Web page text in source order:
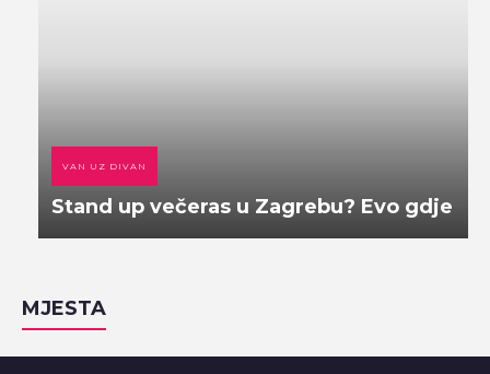
VAN UZ DIVAN
Stand up večeras u Zagrebu? Evo gdje
MJESTA